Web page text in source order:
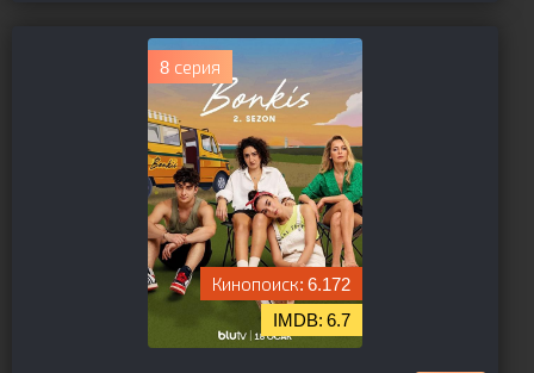
8 серия
6.172
6.7